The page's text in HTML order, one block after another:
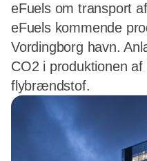
eFuels om transport
eFuels kommende
Vordingborg havn.
CO2 i produktionen
flybrændstof.